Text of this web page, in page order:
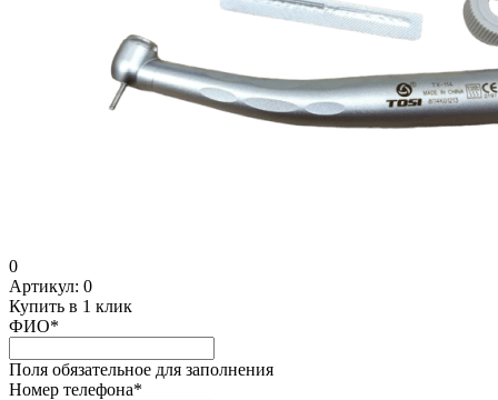
0
Артикул: 0
Купить в 1 клик
ФИО*
Поля обязательное для заполнения
Номер телефона*